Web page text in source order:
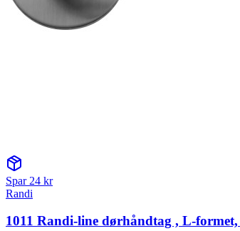
Spar 24 kr
Randi
1011 Randi-line dørhåndtag , L-